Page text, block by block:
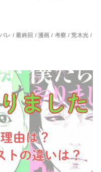
レ /最終回 /漫画 / 考察 /荒木光 /